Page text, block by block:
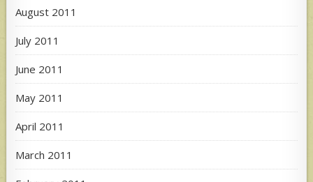
August 2011
July 2011
June 2011
May 2011
April 2011
March 2011